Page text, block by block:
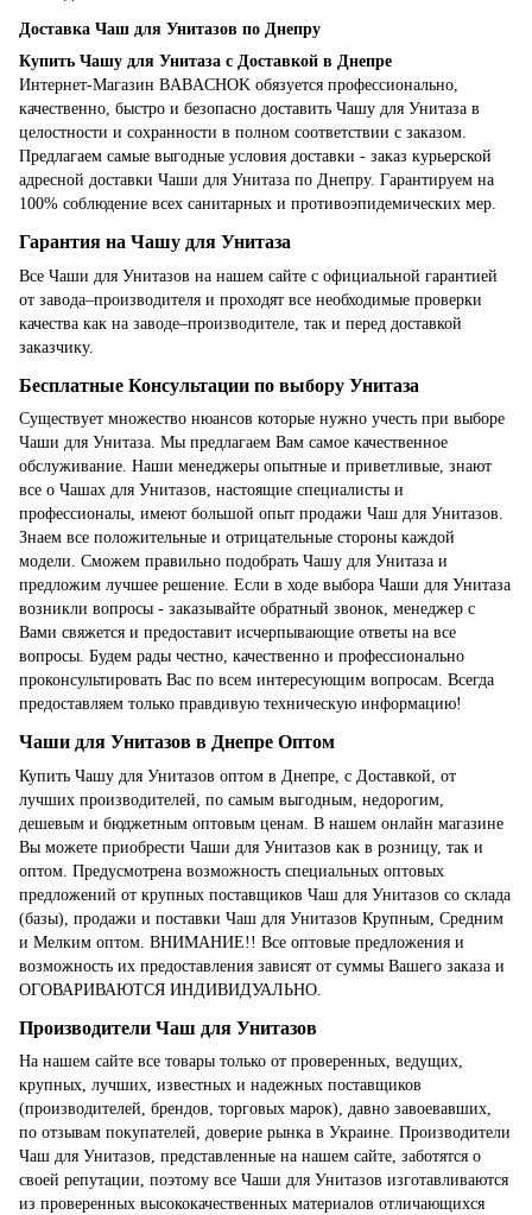
Доставка Чаш для Унитазов по Днепру
Купить Чашу для Унитаза с Доставкой в Днепре
Интернет-Магазин BABACHOK обязуется профессионально,
качественно, быстро и безопасно доставить Чашу для Унитаза в
целостности и сохранности в полном соответствии с заказом.
Предлагаем самые выгодные условия доставки - заказ курьерской
адресной доставки Чаши для Унитаза по Днепру. Гарантируем на
100% соблюдение всех санитарных и противоэпидемических мер.
Гарантия на Чашу для Унитаза
Все Чаши для Унитазов на нашем сайте с официальной гарантией
от завода–производителя и проходят все необходимые проверки
качества как на заводе–производителе, так и перед доставкой
заказчику.
Бесплатные Консультации по выбору Унитаза
Существует множество нюансов которые нужно учесть при выборе
Чаши для Унитаза. Мы предлагаем Вам самое качественное
обслуживание. Наши менеджеры опытные и приветливые, знают
все о Чашах для Унитазов, настоящие специалисты и
профессионалы, имеют большой опыт продажи Чаш для Унитазов.
Знаем все положительные и отрицательные стороны каждой
модели. Сможем правильно подобрать Чашу для Унитаза и
предложим лучшее решение. Если в ходе выбора Чаши для Унитаза
возникли вопросы - заказывайте обратный звонок, менеджер с
Вами свяжется и предоставит исчерпывающие ответы на все
вопросы. Будем рады честно, качественно и профессионально
проконсультировать Вас по всем интересующим вопросам. Всегда
предоставляем только правдивую техническую информацию!
Чаши для Унитазов в Днепре Оптом
Купить Чашу для Унитазов оптом в Днепре, с Доставкой, от
лучших производителей, по самым выгодным, недорогим,
дешевым и бюджетным оптовым ценам. В нашем онлайн магазине
Вы можете приобрести Чаши для Унитазов как в розницу, так и
оптом. Предусмотрена возможность специальных оптовых
предложений от крупных поставщиков Чаш для Унитазов со склада
(базы), продажи и поставки Чаш для Унитазов Крупным, Средним
и Мелким оптом. ВНИМАНИЕ!! Все оптовые предложения и
возможность их предоставления зависят от суммы Вашего заказа и
ОГОВАРИВАЮТСЯ ИНДИВИДУАЛЬНО.
Производители Чаш для Унитазов
На нашем сайте все товары только от проверенных, ведущих,
крупных, лучших, известных и надежных поставщиков
(производителей, брендов, торговых марок), давно завоевавших,
по отзывам покупателей, доверие рынка в Украине. Производители
Чаш для Унитазов, представленные на нашем сайте, заботятся о
своей репутации, поэтому все Чаши для Унитазов изготавливаются
из проверенных высококачественных материалов отличающихся